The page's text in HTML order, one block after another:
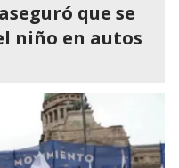
que se
niño en autos